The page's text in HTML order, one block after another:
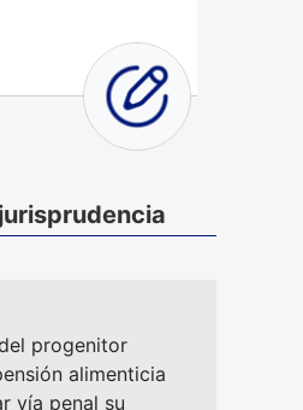
progenitor
alimenticia
vía penal su